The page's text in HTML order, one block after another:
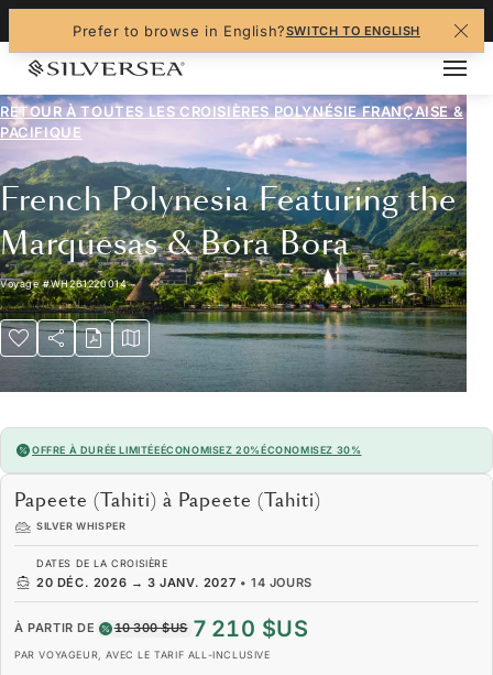
Prefer to browse in English?SWITCH TO ENGLISH
RETOUR À TOUTES LES CROISIÈRES POLYNÉSIE FRANÇAISE &
PACIFIQUE
French Polynesia Featuring the
Marquesas & Bora Bora
Voyage#WH261220014
OFFRE À DURÉE LIMITÉEÉCONOMISEZ 20%ÉCONOMISEZ 30%
Papeete (Tahiti) à Papeete (Tahiti)
SILVER WHISPER
DATES DE LA CROISIÈRE
20 DÉC. 2026 → 3 JANV. 2027 •14 JOURS
À PARTIR DE 10 300 $US 7 210 $US
PAR VOYAGEUR, AVEC LE TARIF ALL-INCLUSIVE